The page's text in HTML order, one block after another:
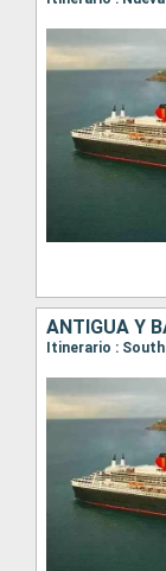
ANTIGUA Y